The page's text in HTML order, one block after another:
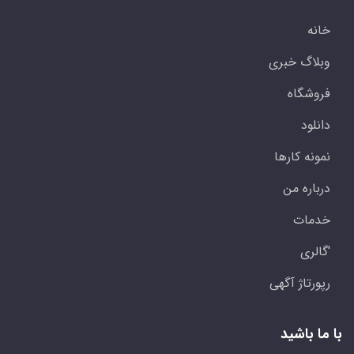
خانه
وبلاگ خبری
فروشگاه
دانلود
نمونه کارها
درباره من
خدمات
'گالری
رپورتاژ آگهی
با ما باشید